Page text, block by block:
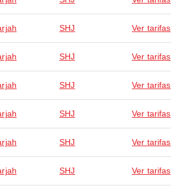
SHJ Ver tarifas
SHJ Ver tarifas
SHJ Ver tarifas
SHJ Ver tarifas
SHJ Ver tarifas
SHJ Ver tarifas